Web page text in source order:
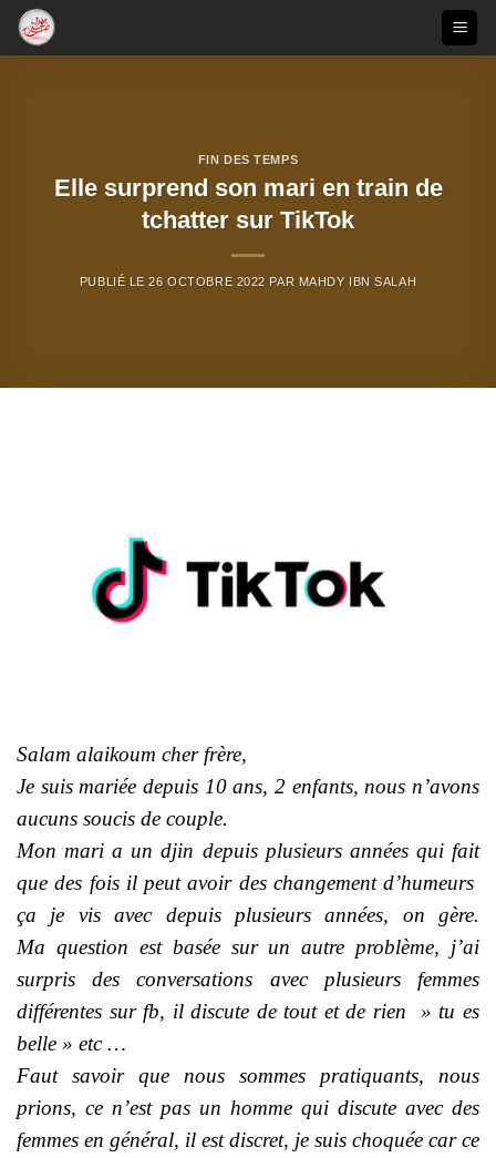
Passer
FIN DES TEMPS
Elle surprend son mari en train de
tchatter sur TikTok
PUBLIÉ LE26 OCTOBRE 2022 PAR MAHDY IBN SALAH
Salam alaikoum cher frère,
Je suis mariée depuis 10 ans, 2 enfants, nous n’avons
aucuns soucis de couple.
Mon mari a un djin depuis plusieurs années qui fait
que des fois il peut avoir des changement d’humeurs
ça je vis avec depuis plusieurs années, on gère.
Ma question est basée sur un autre problème, j’ai
surpris des conversations avec plusieurs femmes
différentes sur fb, il discute de tout et de rien » tu es
belle » etc …
Faut savoir que nous sommes pratiquants, nous
prions, ce n’est pas un homme qui discute avec des
femmes en général, il est discret, je suis choquée car ce